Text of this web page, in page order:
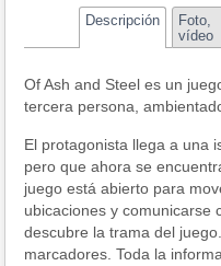
Descripción
Foto,
vídeo
Of Ash and Steel es un
tercera persona,
El protagonista llega a una
pero que ahora se
juego está abierto para
ubicaciones y comunicarse
descubre la trama del
marcadores. Toda la